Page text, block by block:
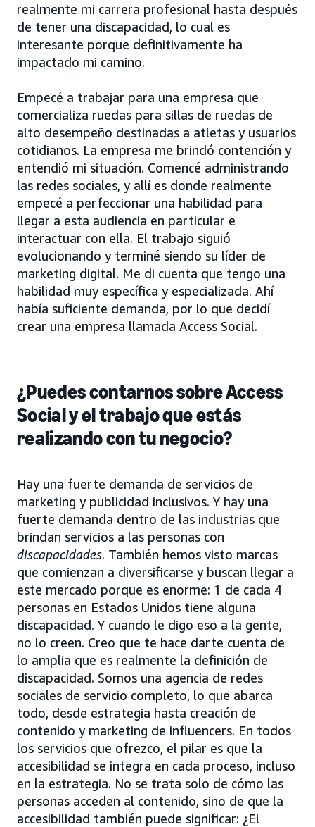
realmente mi carrera profesional hasta después
de tener una discapacidad, lo cual es
interesante porque definitivamente ha
impactado mi camino.
Empecé a trabajar para una empresa que
comercializa ruedas para sillas de ruedas de
alto desempeño destinadas a atletas y usuarios
cotidianos. La empresa me brindó contención y
entendió mi situación. Comencé administrando
las redes sociales, y allí es donde realmente
empecé a perfeccionar una habilidad para
llegar a esta audiencia en particular e
interactuar con ella. El trabajo siguió
evolucionando y terminé siendo su líder de
marketing digital. Me di cuenta que tengo una
habilidad muy específica y especializada. Ahí
había suficiente demanda, por lo que decidí
crear una empresa llamada Access Social.
¿Puedes contarnos sobre Access
Social y el trabajo que estás
realizando con tu negocio?
Hay una fuerte demanda de servicios de
marketing y publicidad inclusivos. Y hay una
fuerte demanda dentro de las industrias que
brindan servicios a las personas con
discapacidades. También hemos visto marcas
que comienzan a diversificarse y buscan llegar a
este mercado porque es enorme: 1 de cada 4
personas en Estados Unidos tiene alguna
discapacidad. Y cuando le digo eso a la gente,
no lo creen. Creo que te hace darte cuenta de
lo amplia que es realmente la definición de
discapacidad. Somos una agencia de redes
sociales de servicio completo, lo que abarca
todo, desde estrategia hasta creación de
contenido y marketing de influencers. En todos
los servicios que ofrezco, el pilar es que la
accesibilidad se integra en cada proceso, incluso
en la estrategia. No se trata solo de cómo las
personas acceden al contenido, sino de que la
accesibilidad también puede significar: ¿El